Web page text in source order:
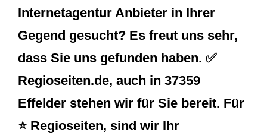
Internetagentur Anbieter in Ihrer
Gegend gesucht? Es freut uns sehr,
dass Sie uns gefunden haben. ✅
Regioseiten.de, auch in 37359
Effelder stehen wir für Sie bereit. Für
⭐ Regioseiten, sind wir Ihr